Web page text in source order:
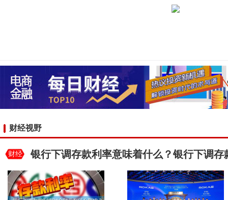
财经视野
财经 银行下调存款利率意味着什么？银行下调